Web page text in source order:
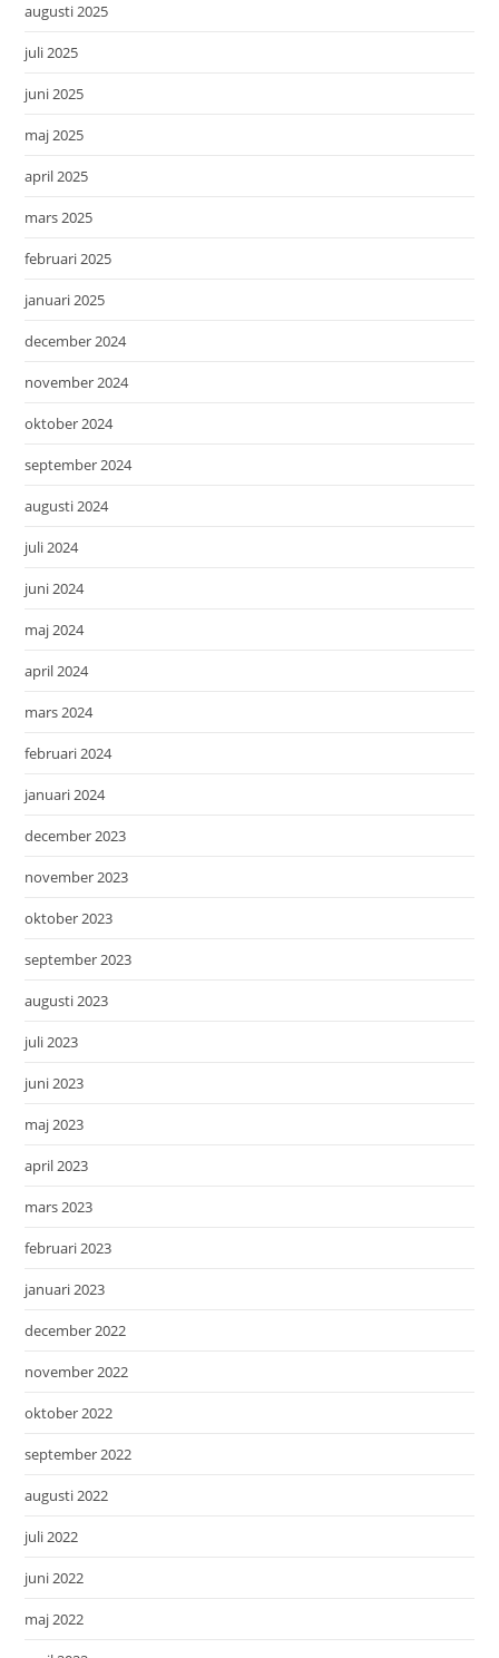
augusti 2025
juli 2025
juni 2025
maj 2025
april 2025
mars 2025
februari 2025
januari 2025
december 2024
november 2024
oktober 2024
september 2024
augusti 2024
juli 2024
juni 2024
maj 2024
april 2024
mars 2024
februari 2024
januari 2024
december 2023
november 2023
oktober 2023
september 2023
augusti 2023
juli 2023
juni 2023
maj 2023
april 2023
mars 2023
februari 2023
januari 2023
december 2022
november 2022
oktober 2022
september 2022
augusti 2022
juli 2022
juni 2022
maj 2022